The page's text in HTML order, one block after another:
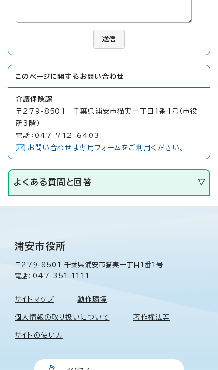
送信
このページに関する お問い合わせ
介護保険課
〒279-8501 千葉県浦安市猫実一丁目1番1号（市役
所3階）
電話：047-712-6403
お問い合わせは専用フォームをご利用ください。
よくある質問と回答
浦安市役所
〒279-8501 千葉県浦安市猫実一丁目1番1号
電話：047-351-1111
サイトマップ 動作環境
個人情報の取り扱いについて 著作権法等
サイトの使い方